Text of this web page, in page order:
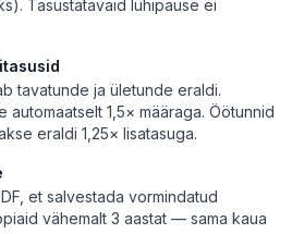
Tasustatavaid lühipause ei
tavatunde ja ületunde eraldi.
automaatselt 1,5× määraga. Öötunnid
eraldi 1,25× lisatasuga.
et salvestada vormindatud
vähemalt 3 aastat — sama kaua